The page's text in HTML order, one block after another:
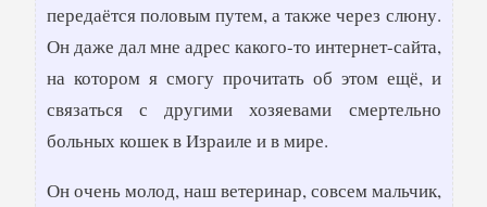
передаётся половым путем, а также через слюну.
Он даже дал мне адрес какого-то интернет-сайта,
на котором я смогу прочитать об этом ещё, и
связаться с другими хозяевами смертельно
больных кошек в Израиле и в мире.
Он очень молод, наш ветеринар, совсем мальчик,